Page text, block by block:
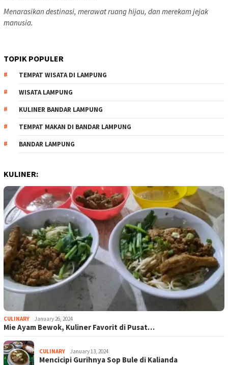
Menarasikan destinasi, merawat ruang hijau, dan merekam jejak
manusia.
TOPIK POPULER
TEMPAT WISATA DI LAMPUNG
WISATA LAMPUNG
KULINER BANDAR LAMPUNG
TEMPAT MAKAN DI BANDAR LAMPUNG
BANDAR LAMPUNG
KULINER:
CULINARY January 26, 2024
Mie Ayam Bewok, Kuliner Favorit di Pusat…
CULINARY January 13, 2024
Mencicipi Gurihnya Sop Bule di Kalianda